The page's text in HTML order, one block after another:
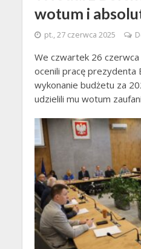
wotum i
pt., 27 czerwca 2025
We czwartek 26
ocenili pracę prezydenta
wykonanie budżetu za
udzielili mu wotum